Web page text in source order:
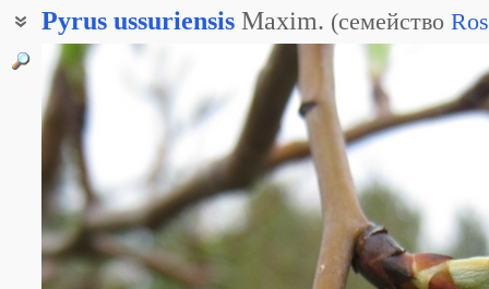
Pyrus ussuriensis Maxim. (семейство
Груша согдийская